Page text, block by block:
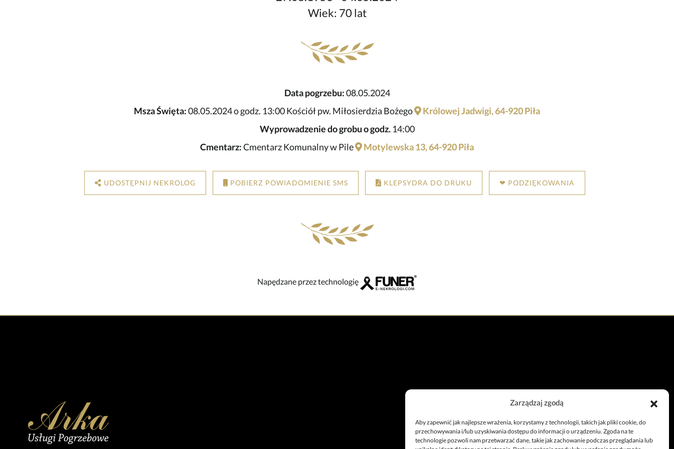
Zarządzaj zgodą
Aby zapewnić jak najlepsze wrażenia, korzystamy z technologii, takich jak pliki cookie, do
przechowywania i/lub uzyskiwania dostępu do informacji o urządzeniu. Zgoda na te
technologie pozwoli nam przetwarzać dane, takie jak zachowanie podczas przeglądania lub
Wiek: 70 lat
Data pogrzebu:08.05.2024
Msza Święta:08.05.2024 o godz. 13:00 Kościół pw. Miłosierdzia Bożego
Królowej Jadwigi, 64-920 Piła
Wyprowadzenie do grobu o godz.14:00
Cmentarz:Cmentarz Komunalny w Pile Motylewska 13, 64-920 Piła
UDOSTĘPNIJ NEKROLOG POBIERZ POWIADOMIENIE SMS KLEPSYDRA DO DRUKU ❤ PODZIĘKOWANIA
Napędzane przez technologię
Całodobowy telefon
+48 67 212 25 99